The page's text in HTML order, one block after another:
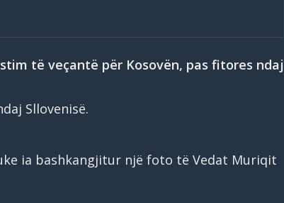
të veçantë për Kosovën, pas fitores ndaj
Sllovenisë.
ia bashkangjitur një foto të Vedat Muriqit